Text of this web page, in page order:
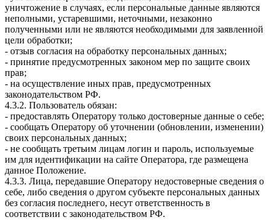
уничтожение в случаях, если персональные данные являются
неполными, устаревшими, неточными, незаконно
полученными или не являются необходимыми для заявленной
цели обработки;
- отзыв согласия на обработку персональных данных;
- принятие предусмотренных законом мер по защите своих
прав;
- на осуществление иных прав, предусмотренных
законодательством РФ.
4.3.2. Пользователь обязан:
- предоставлять Оператору только достоверные данные о себе;
- сообщать Оператору об уточнении (обновлении, изменении)
своих персональных данных;
- не сообщать третьим лицам логин и пароль, используемые
им для идентификации на сайте Оператора, где размещена
данное Положение.
4.3.3. Лица, передавшие Оператору недостоверные сведения о
себе, либо сведения о другом субъекте персональных данных
без согласия последнего, несут ответственность в
соответствии с законодательством РФ.